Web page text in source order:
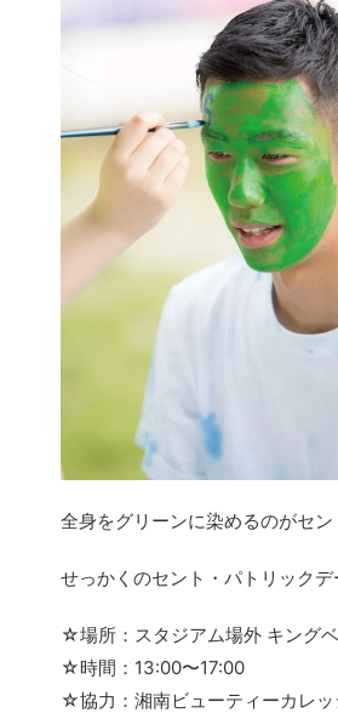
全身をグリーンに染めるのがセ
せっかくのセント・パトリック
☆場所：スタジアム場外 キング
☆時間：13:00〜17:00
☆協力：湘南ビューティーカレッ